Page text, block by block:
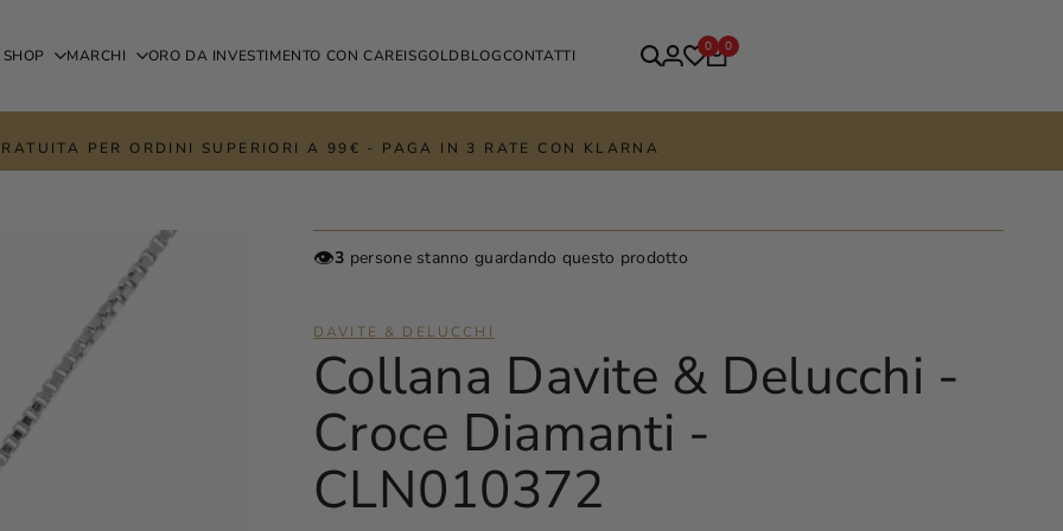
SHOP MARCHI ORO DA INVESTIMENTO CON CAREISGOLDBLOGCONTATTI 0 0
PER ORDINI SUPERIORI A 99€ - PAGA IN 3 RATE CON KLARNA
👁️3 persone stanno guardando questo prodotto
DAVITE & DELUCCHI
Collana Davite & Delucchi -
Croce Diamanti -
CLN010372